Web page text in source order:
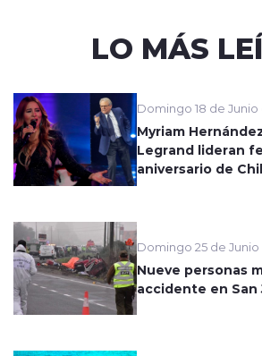
LO MÁS
Domingo 18 de Junio
Myriam
Legrand lideran
aniversario de
Domingo 25 de Junio
Nueve personas
accidente en San